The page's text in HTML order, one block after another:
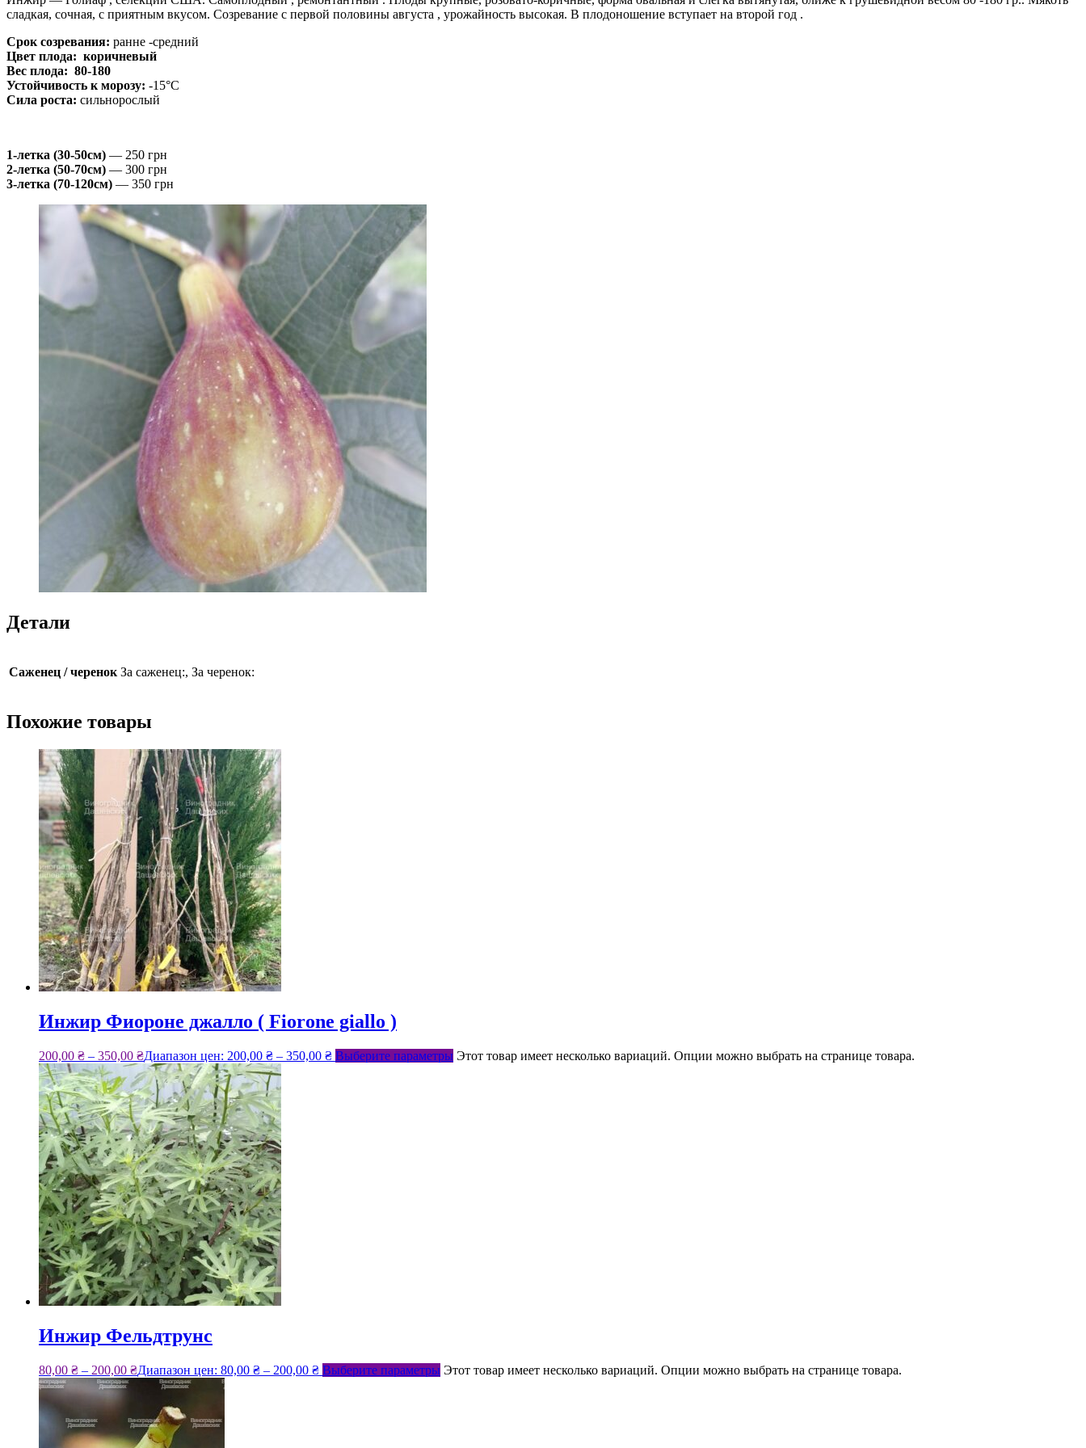
сладкая, сочная, с приятным вкусом. Созревание с первой половины августа , урожайность высокая. В плодоношение вступает на второй год .
Срок созревания: ранне -средний
Цвет плода: коричневый
Вес плода: 80-180
Устойчивость к морозу: -15°С
Сила роста: сильнорослый
1-летка (30-50см) — 250 грн
2-летка (50-70см) — 300 грн
3-летка (70-120см) — 350 грн
Детали
Саженец / черенок За саженец:, За черенок:
Похожие товары
Инжир Фиороне джалло ( Fiorone giallo )
200,00 ₴ – 350,00 ₴Диапазон цен: 200,00 ₴ – 350,00 ₴ Выберите параметры Этот товар имеет несколько вариаций. Опции можно выбрать на странице товара.
Инжир Фельдтрунс
80,00 ₴ – 200,00 ₴Диапазон цен: 80,00 ₴ – 200,00 ₴ Выберите параметры Этот товар имеет несколько вариаций. Опции можно выбрать на странице товара.